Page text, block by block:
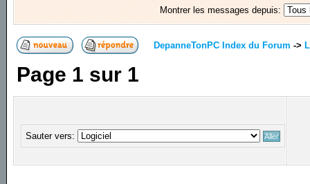
Montrer les messages depuis:
DepanneTonPC Index du Forum ->
Page 1 sur 1
Sauter vers: